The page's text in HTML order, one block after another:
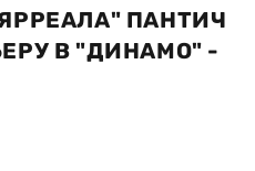
ПАНТИЧ
В "ДИНАМО" -